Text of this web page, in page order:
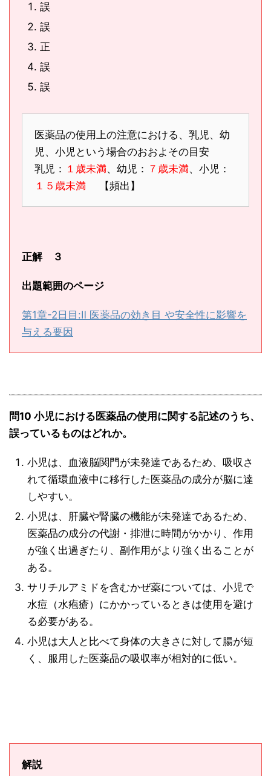
誤
誤
正
誤
誤
医薬品の使用上の注意における、乳児、幼
児、小児という場合のおおよその目安
乳児： １歳未満、幼児： ７歳未満、小児：
１５歳未満 【頻出】
正解 ３
出題範囲のページ
第1章-2日目:Ⅱ 医薬品の効き目 や安全性に影響を
与える要因
問10 小児における医薬品の使用に関する記述のうち、
誤っているものはどれか。
小児は、血液脳関門が未発達であるため、吸収さ
れて循環血液中に移行した医薬品の成分が脳に達
しやすい。
小児は、肝臓や腎臓の機能が未発達であるため、
医薬品の成分の代謝・排泄に時間がかかり、作用
が強く出過ぎたり、副作用がより強く出ることが
ある。
サリチルアミドを含むかぜ薬については、小児で
水痘（水疱瘡）にかかっているときは使用を避け
る必要がある。
小児は大人と比べて身体の大きさに対して腸が短
く、服用した医薬品の吸収率が相対的に低い。
解説